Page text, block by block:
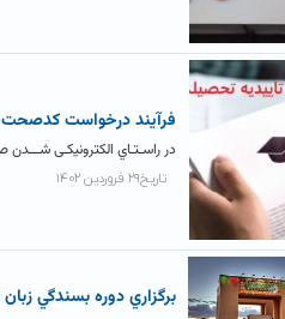
فرآيند درخواست
در راسـتـاي الکترونیکـی
تاریخ۲۹ فروردین ۱۴۰۲
برگزاري دوره بسندگي